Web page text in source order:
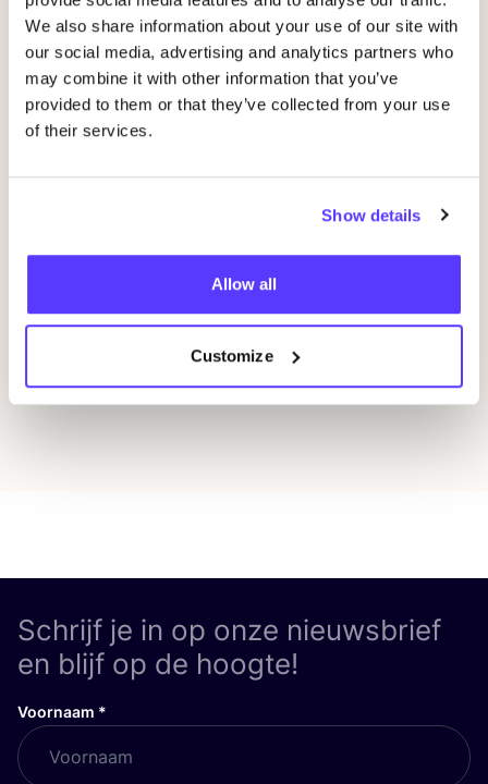
We also share information about your use of our site with
our social media, advertising and analytics partners who
may combine it with other information that you’ve
provided to them or that they’ve collected from your use
of their services.
Show details
Allow all
Customize
07 AUG
Workshop
Schrijf je in op onze nieuwsbrief
en blijf op de hoogte!
Voornaam *